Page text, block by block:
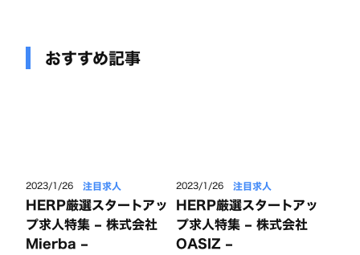
おすすめ記事
2023/1/26 注目求人
HERP厳選スタートアッ
プ求人特集 – 株式会社
Mierba –
2023/1/26 注目求人
HERP厳選スタートアッ
プ求人特集 – 株式会社
OASIZ –